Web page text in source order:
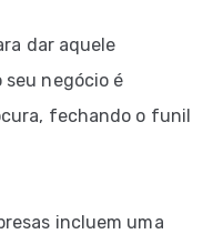
dar aquele
negócio é
fechando o funil
incluem uma